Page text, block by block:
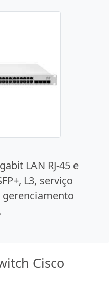
LAN RJ-45 e
L3, serviço
gerenciamento
Cisco